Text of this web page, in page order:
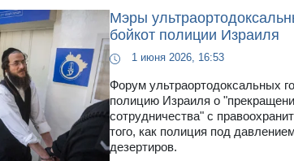
Мэры
бойкот полиции Израиля
1 июня 2026, 16:53
Форум ультраортодоксальных
полицию Израиля о
сотрудничества" с
того, как полиция под
дезертиров.